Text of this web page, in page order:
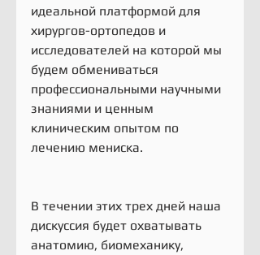
идеальной платформой для
хирургов-ортопедов и
исследователей на которой мы
будем обмениваться
профессиональными научными
знаниями и ценным
клиническим опытом по
лечению мениска.
В течении этих трех дней наша
дискуссия будет охватывать
анатомию, биомеханику,